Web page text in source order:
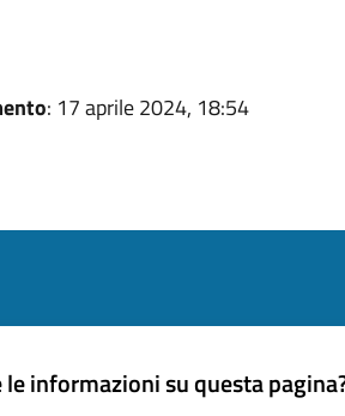
: 17 aprile 2024, 18:54
informazioni su questa